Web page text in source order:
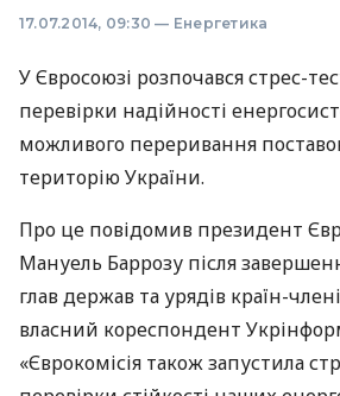
17.07.2014, 09:30 — Енергетика
У Євросоюзі розпочався стрес-
перевірки надійності
можливого переривання
територію України.
Про це повідомив президент
Мануель Баррозу після
глав держав та урядів країн-
власний кореспондент
«Єврокомісія також запустила